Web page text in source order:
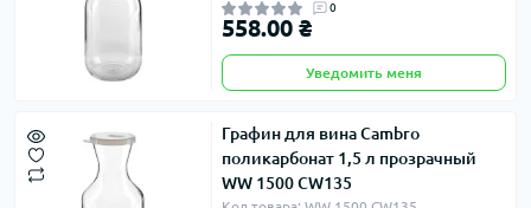
0
558.00 ₴
Уведомить меня
Графин для вина Cambro
поликарбонат 1,5 л прозрачный
WW 1500 CW135